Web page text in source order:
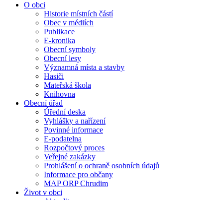
O obci
Historie místních částí
Obec v médiích
Publikace
E-kronika
Obecní symboly
Obecní lesy
Významná místa a stavby
Hasiči
Mateřská škola
Knihovna
Obecní úřad
Úřední deska
Vyhlášky a nařízení
Povinné informace
E-podatelna
Rozpočtový proces
Veřejné zakázky
Prohlášení o ochraně osobních údajů
Informace pro občany
MAP ORP Chrudim
Život v obci